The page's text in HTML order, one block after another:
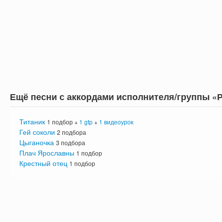
Ещё песни с аккордами исполнителя/группы
Титаник 1 подбор + 1 gtp+ 1 видеоурок
Гей соколи 2 подбора
Цыганочка 3 подбора
Плач Ярославны 1 подбор
Крестный отец 1 подбор